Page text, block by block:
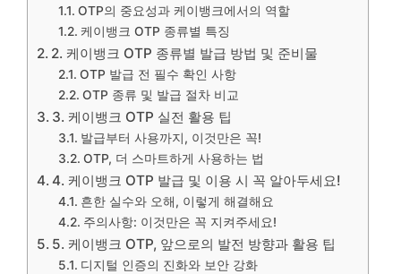
OTP의 중요성과 케이뱅크에서의 역할
케이뱅크 OTP 종류별 특징
2. 케이뱅크 OTP 종류별 발급 방법 및 준비물
OTP 발급 전 필수 확인 사항
OTP 종류 및 발급 절차 비교
3. 케이뱅크 OTP 실전 활용 팁
발급부터 사용까지, 이것만은 꼭!
OTP, 더 스마트하게 사용하는 법
4. 케이뱅크 OTP 발급 및 이용 시 꼭 알아두세요!
흔한 실수와 오해, 이렇게 해결해요
주의사항: 이것만은 꼭 지켜주세요!
5. 케이뱅크 OTP, 앞으로의 발전 방향과 활용 팁
디지털 인증의 진화와 보안 강화